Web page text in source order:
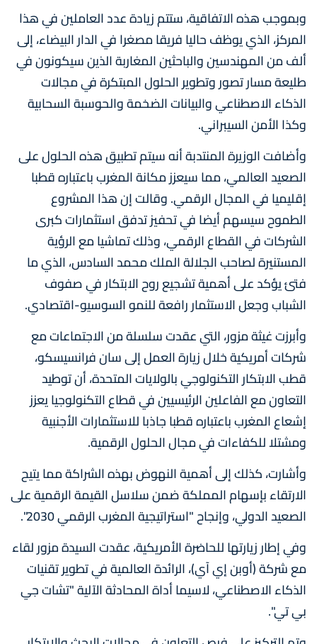
وبموجب هذه الاتفاقية، ستتم زيادة عدد العاملين في هذا
المركز، الذي يوظف حاليا فريقا مصغرا في الدار البيضاء، إلى
ألف من المهندسين والباحثين المغاربة الذين سيكونون في
طليعة مسار تصور وتطوير الحلول المبتكرة في مجالات
الذكاء الاصطناعي والبيانات الضخمة والحوسبة السحابية
وكذا الأمن السيبراني.
وأضافت الوزيرة المنتدبة أنه سيتم تطبيق هذه الحلول على
الصعيد العالمي، مما سيعزز مكانة المغرب باعتباره قطبا
إقليميا في المجال الرقمي. وقالت إن هذا المشروع
الطموح سيسهم أيضا في تحفيز تدفق استثمارات كبرى
الشركات في القطاع الرقمي، وذلك تماشيا مع الرؤية
المستنيرة لصاحب الجلالة الملك محمد السادس، الذي ما
فتئ يؤكد على أهمية تشجيع روح الابتكار في صفوف
الشباب وجعل الاستثمار رافعة للنمو السوسيو-اقتصادي.
وأبرزت غيثة مزور، التي عقدت سلسلة من الاجتماعات مع
شركات أمريكية خلال زيارة العمل إلى سان فرانسيسكو،
قطب الابتكار التكنولوجي بالولايات المتحدة، أن توطيد
التعاون مع الفاعلين الرئيسيين في قطاع التكنولوجيا يعزز
إشعاع المغرب باعتباره قطبا جاذبا للاستثمارات الأجنبية
ومشتلا للكفاءات في مجال الحلول الرقمية.
وأشارت، كذلك إلى أهمية النهوض بهذه الشراكة مما يتيح
الارتقاء بإسهام المملكة ضمن سلاسل القيمة الرقمية على
الصعيد الدولي، وإنجاح "استراتيجية المغرب الرقمي 2030".
وفي إطار زيارتها للحاضرة الأمريكية، عقدت السيدة مزور لقاء
مع شركة (أوبن إي آي)، الرائدة العالمية في تطوير تقنيات
الذكاء الاصطناعي، لاسيما أداة المحادثة الآلية "تشات جي
بي تي".